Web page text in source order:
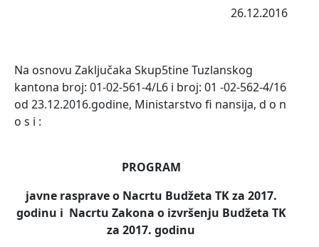
26.12.2016
Na osnovu Zaključaka Skup5tine Tuzlanskog
kantona broj: 01-02-561-4/L6 i broj: 01 -02-562-4/16
od 23.12.2016.godine, Ministarstvo fi nansija, d o n
o s i :
PROGRAM
javne rasprave o Nacrtu Budžeta TK za 2017.
godinu i Nacrtu Zakona o izvršenju Budžeta TK
za 2017. godinu